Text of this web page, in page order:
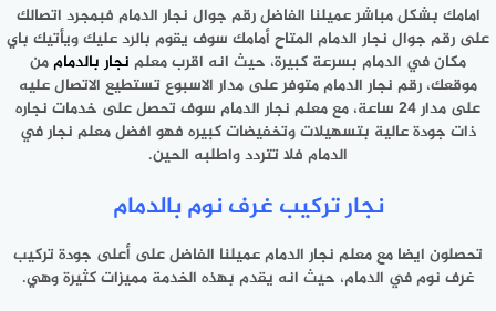
امامك بشكل مباشر عميلنا الفاضل رقم جوال نجار الدمام فبمجرد اتصالك
على رقم جوال نجار الدمام المتاح أمامك سوف يقوم بالرد عليك ويأتيك باي
مكان في الدمام بسرعة كبيرة، حيث انه اقرب معلم نجار بالدماممن
موقعك، رقم نجار الدمام متوفر على مدار الاسبوع تستطيع الاتصال عليه
على مدار 24 ساعة، مع معلم نجار الدمام سوف تحصل على خدمات نجاره
ذات جودة عالية بتسهيلات وتخفيضات كبيره فهو افضل معلم نجار في
الدمام فلا تتردد واطلبه الحين.
نجار تركيب غرف نوم بالدمام
تحصلون ايضا مع معلم نجار الدمام عميلنا الفاضل على أعلى جودة تركيب
غرف نوم في الدمام، حيث انه يقدم بهذه الخدمة مميزات كثيرة وهي.